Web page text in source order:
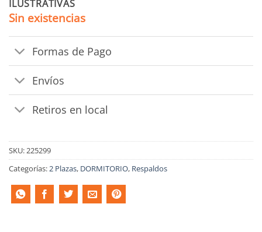
era:
$2.820.
ILUSTRATIVAS
Sin existencias
Formas de Pago
Envíos
Retiros en local
SKU:225299
Categorías:2 Plazas, DORMITORIO, Respaldos